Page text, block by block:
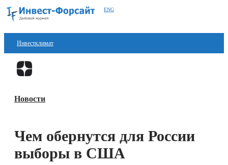
ENG
Инвестклимат
Финансы
Блокчейн
Новости
Чем обернутся для России
выборы в США